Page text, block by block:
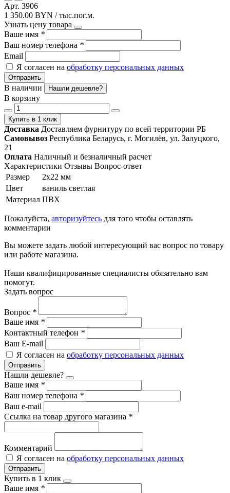
Арт. 3906
1 350.00 BYN / тыс.пог.м.
Узнать цену товара
Ваше имя *
Ваш номер телефона *
Email
Я согласен на обработку персональных данных
Отправить
В наличии Нашли дешевле?
В корзину
Купить в 1 клик
Доставка Доставляем фурнитуру по всей территории РБ
Самовывоз Республика Беларусь, г. Могилёв, ул. Залуцкого,
21
Оплата Наличный и безналичный расчет
Характеристики Отзывы Вопрос-ответ
Размер
2х22 мм
Цвет
ваниль светлая
Материал ПВХ
Пожалуйста, авторизуйтесь для того чтобы оставлять
комментарии
Вы можете задать любой интересующий вас вопрос по товару
или работе магазина.
Наши квалифицированные специалисты обязательно вам
помогут.
Задать вопрос
Вопрос *
Ваше имя *
Контактный телефон *
Ваш E-mail
Я согласен на обработку персональных данных
Отправить
Нашли дешевле?
Ваше имя *
Ваш номер телефона *
Ваш e-mail
Ссылка на товар другого магазина *
Комментарий
Я согласен на обработку персональных данных
Отправить
Купить в 1 клик
Ваше имя *